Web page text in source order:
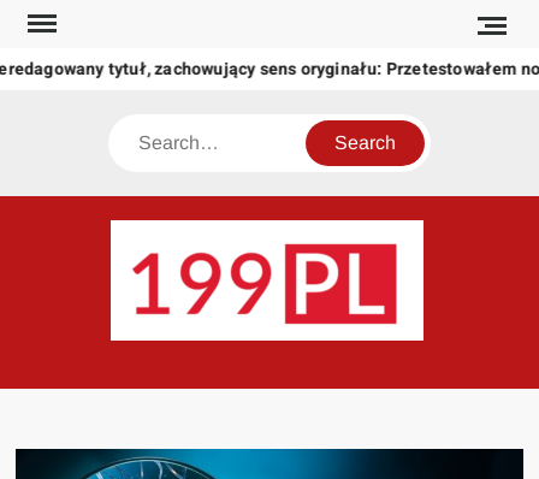
Skip
content
tytuł, zachowujący sens oryginału: Przetestowałem
Search
świat